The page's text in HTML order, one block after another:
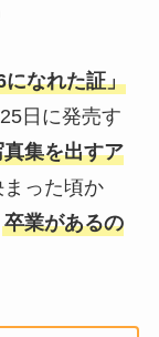
になれた証」
日に発売す
集を出すア
った頃か
卒業があるの